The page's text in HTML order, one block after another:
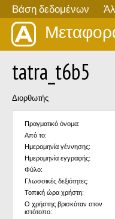
Βάση δεδομένων
tatra_t6b5
Διορθωτής
Πραγματικό όνομα:
Από το:
Ημερομηνία γέννησης:
Ημερομηνία εγγραφής:
Φύλο:
Γλωσσικές δεξιότητες:
Τοπική ώρα χρήστη:
Ο χρήστης βρισκόταν στον
ιστότοπο: